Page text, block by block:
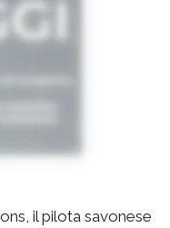
il pilota savonese